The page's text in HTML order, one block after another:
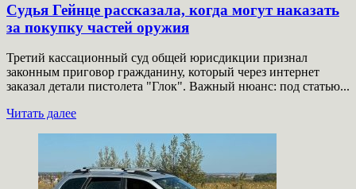
Судья Гейнце рассказала, когда могут наказать
за покупку частей оружия
Третий кассационный суд общей юрисдикции признал
законным приговор гражданину, который через интернет
заказал детали пистолета "Глок". Важный нюанс: под статью...
Читать далееПрочитать
Судья
Гейнце
рассказала,